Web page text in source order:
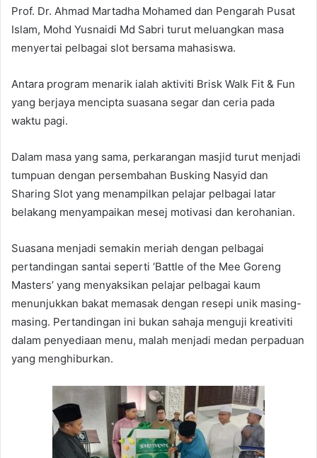
Prof. Dr. Ahmad Martadha Mohamed dan Pengarah Pusat
Islam, Mohd Yusnaidi Md Sabri turut meluangkan masa
menyertai pelbagai slot bersama mahasiswa.
Antara program menarik ialah aktiviti Brisk Walk Fit & Fun
yang berjaya mencipta suasana segar dan ceria pada
waktu pagi.
Dalam masa yang sama, perkarangan masjid turut menjadi
tumpuan dengan persembahan Busking Nasyid dan
Sharing Slot yang menampilkan pelajar pelbagai latar
belakang menyampaikan mesej motivasi dan kerohanian.
Suasana menjadi semakin meriah dengan pelbagai
pertandingan santai seperti ‘Battle of the Mee Goreng
Masters’ yang menyaksikan pelajar pelbagai kaum
menunjukkan bakat memasak dengan resepi unik masing-
masing. Pertandingan ini bukan sahaja menguji kreativiti
dalam penyediaan menu, malah menjadi medan perpaduan
yang menghiburkan.